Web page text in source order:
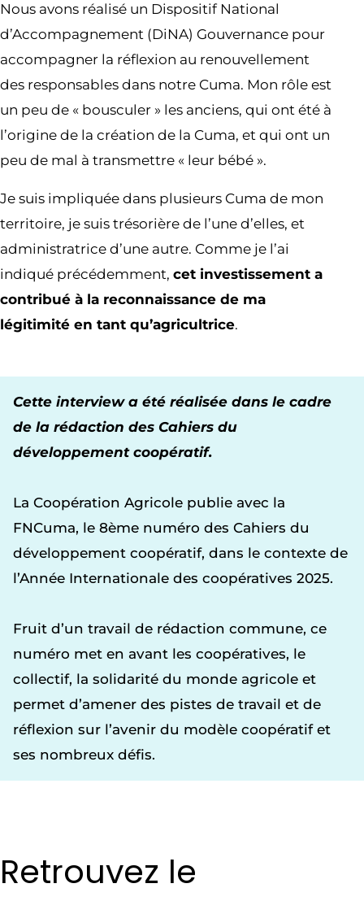
Nous avons réalisé un Dispositif National
d’Accompagnement (DiNA) Gouvernance pour
accompagner la réflexion au renouvellement
des responsables dans notre Cuma. Mon rôle est
un peu de « bousculer » les anciens, qui ont été à
l’origine de la création de la Cuma, et qui ont un
peu de mal à transmettre « leur bébé ».
Je suis impliquée dans plusieurs Cuma de mon
territoire, je suis trésorière de l’une d’elles, et
administratrice d’une autre. Comme je l’ai
indiqué précédemment, cet investissement a
contribué à la reconnaissance de ma
légitimité en tant qu’agricultrice.
Cette interview a été réalisée dans le cadre
de la rédaction des Cahiers du
développement coopératif.
La Coopération Agricole publie avec la
FNCuma, le 8ème numéro des Cahiers du
développement coopératif, dans le contexte de
l’Année Internationale des coopératives 2025.
Fruit d’un travail de rédaction commune, ce
numéro met en avant les coopératives, le
collectif, la solidarité du monde agricole et
permet d’amener des pistes de travail et de
réflexion sur l’avenir du modèle coopératif et
ses nombreux défis.
Retrouvez le